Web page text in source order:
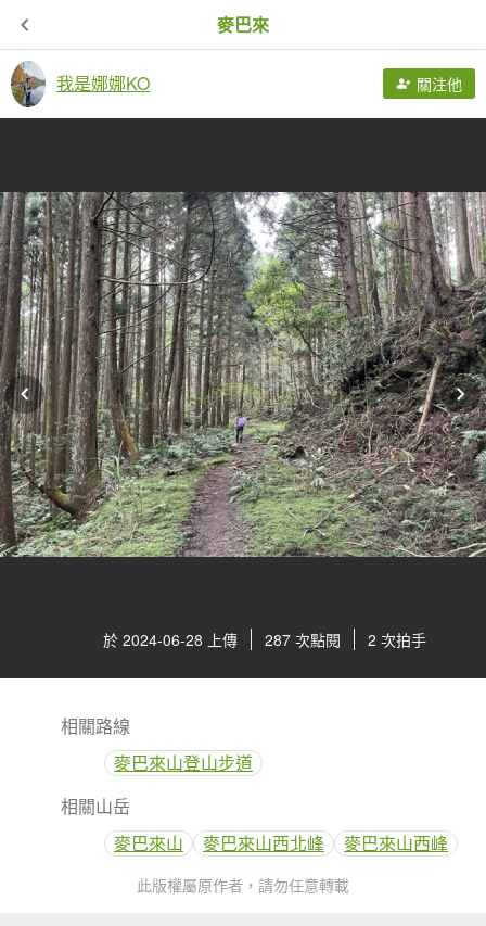
麥巴來
我是娜娜KO 關注他
於 2024-06-28 上傳 287 次點閱 2 次拍手
相關路線
麥巴來山登山步道
相關山岳
麥巴來山
麥巴來山西北峰 麥巴來山西峰
此版權屬原作者，請勿任意轉載